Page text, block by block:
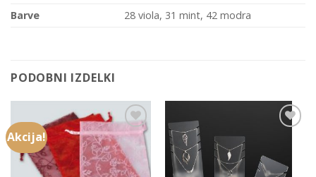
Barve
28 viola, 31 mint, 42 modra
PODOBNI IZDELKI
Akcija!
Add to
Wishlist
Add to
Wishlist